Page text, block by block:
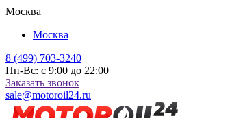
Москва
Москва
8 (499) 703-3240
Пн-Вс: с 9:00 до 22:00
Заказать звонок
sale@motoroil24.ru